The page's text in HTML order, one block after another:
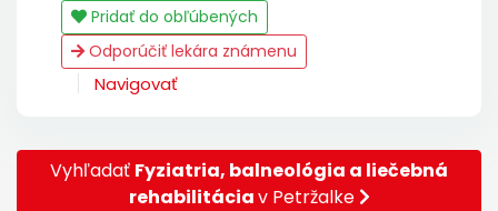
Pridať do obľúbených
Odporúčiť lekára známenu
Navigovať
Vyhľadať Fyziatria, balneológia a liečebná
rehabilitáciav Petržalke